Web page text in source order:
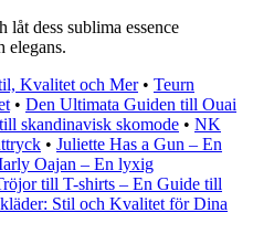
låt dess sublima essence
elegans.
Kvalitet och Mer• Teurn
• Den Ultimata Guiden till Ouai
skandinavisk skomode • NK
• Juliette Has a Gun – En
Oajan – En lyxig
till T-shirts – En Guide till
Stil och Kvalitet för Dina